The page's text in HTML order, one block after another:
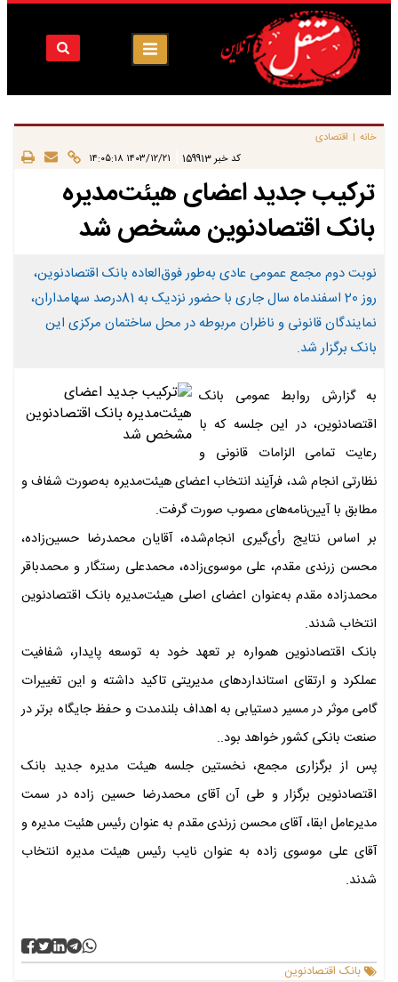
خانه | اقتصادی
کد خبر 159913 ۱۴۰۳/۱۲/۲۱ ۱۴:۰۵:۱۸
ترکیب جدید اعضای هیئت‌مدیره
بانک اقتصادنوین مشخص شد
نوبت دوم مجمع عمومی عادی به‌طور فوق‌العاده بانک اقتصادنوین،
روز 20 اسفندماه سال جاری با حضور نزدیک به 81درصد سهامداران،
نمایندگان قانونی و ناظران مربوطه در محل ساختمان مرکزی این
بانک برگزار شد.
به گزارش روابط عمومی بانک
اقتصادنوین، در این جلسه که با
رعایت تمامی الزامات قانونی و
نظارتی انجام شد، فرآیند انتخاب اعضای هیئت‌مدیره به‌صورت شفاف و
مطابق با آیین‌نامه‌های مصوب صورت گرفت.
بر اساس نتایج رأی‌گیری انجام‌شده، آقایان محمدرضا حسین‌زاده،
محسن زرندی مقدم، علی موسوی‌زاده، محمدعلی رستگار و محمدباقر
محمدزاده مقدم به‌عنوان اعضای اصلی هیئت‌مدیره بانک اقتصادنوین
انتخاب شدند.
بانک اقتصادنوین همواره بر تعهد خود به توسعه پایدار، شفافیت
عملکرد و ارتقای استانداردهای مدیریتی تاکید داشته و این تغییرات
گامی موثر در مسیر دستیابی به اهداف بلندمدت و حفظ جایگاه برتر در
صنعت بانکی کشور خواهد بود..
پس از برگزاری مجمع، نخستین جلسه هیئت مدیره جدید بانک
اقتصادنوین برگزار و طی آن آقای محمدرضا حسین زاده در سمت
مدیرعامل ابقا، آقای محسن زرندی مقدم به عنوان رئیس هئیت مدیره و
آقای علی موسوی زاده به عنوان نایب رئیس هیئت مدیره انتخاب
شدند.
بانک اقتصادنوین